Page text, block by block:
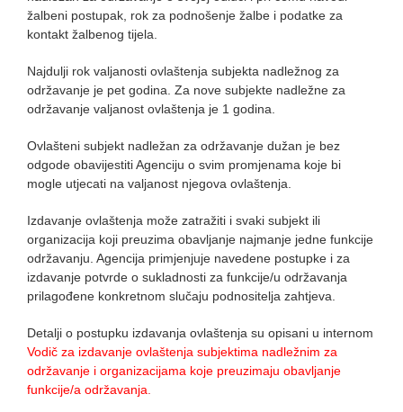
žalbeni postupak, rok za podnošenje žalbe i podatke za
kontakt žalbenog tijela.
Najdulji rok valjanosti ovlaštenja subjekta nadležnog za
održavanje je pet godina. Za nove subjekte nadležne za
održavanje valjanost ovlaštenja je 1 godina.
Ovlašteni subjekt nadležan za održavanje dužan je bez
odgode obavijestiti Agenciju o svim promjenama koje bi
mogle utjecati na valjanost njegova ovlaštenja.
Izdavanje ovlaštenja može zatražiti i svaki subjekt ili
organizacija koji preuzima obavljanje najmanje jedne funkcije
održavanju. Agencija primjenjuje navedene postupke i za
izdavanje potvrde o sukladnosti za funkcije/u održavanja
prilagođene konkretnom slučaju podnositelja zahtjeva.
Detalji o postupku izdavanja ovlaštenja su opisani u internom
Vodič za izdavanje ovlaštenja subjektima nadležnim za
održavanje i organizacijama koje preuzimaju obavljanje
funkcije/a održavanja.